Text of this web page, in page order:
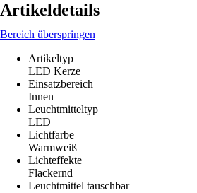
Artikeldetails
Bereich überspringen
Artikeltyp
LED Kerze
Einsatzbereich
Innen
Leuchtmitteltyp
LED
Lichtfarbe
Warmweiß
Lichteffekte
Flackernd
Leuchtmittel tauschbar